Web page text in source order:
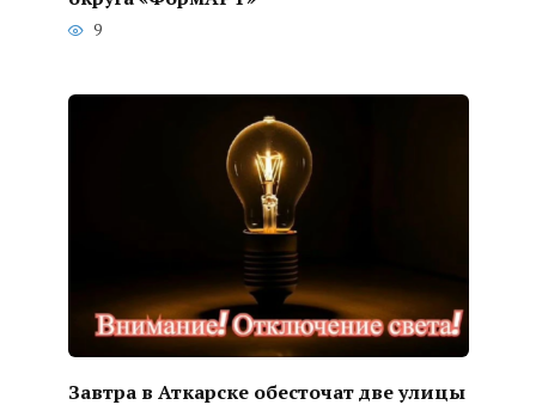
9
Завтра в Аткарске обесточат две улицы